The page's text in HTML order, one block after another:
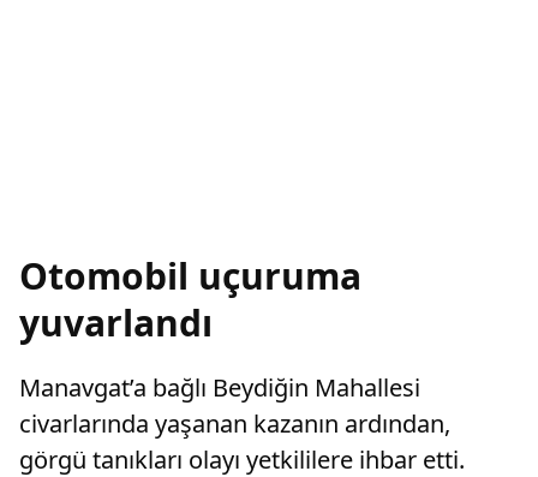
Otomobil uçuruma
yuvarlandı
Manavgat’a bağlı Beydiğin Mahallesi
civarlarında yaşanan kazanın ardından,
görgü tanıkları olayı yetkililere ihbar etti.